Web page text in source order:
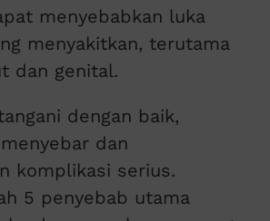
menyebabkan luka
menyakitkan, terutama
dan genital.
dengan baik,
dan
komplikasi serius.
5 penyebab utama